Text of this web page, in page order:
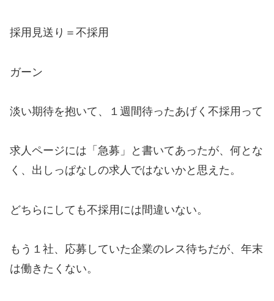
採用見送り＝不採用
ガーン
淡い期待を抱いて、１週間待ったあげく不採用って
求人ページには「急募」と書いてあったが、何とな
く、出しっぱなしの求人ではないかと思えた。
どちらにしても不採用には間違いない。
もう１社、応募していた企業のレス待ちだが、年末
は働きたくない。